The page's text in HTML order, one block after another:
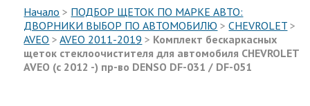
Начало > ПОДБОР ЩЕТОК ПО МАРКЕ АВТО:
ДВОРНИКИ ВЫБОР ПО АВТОМОБИЛЮ >CHEVROLET >
AVEO >AVEO 2011-2019 > Комплект бескаркаcных
щеток стеклоочистителя для автомобиля CHEVROLET
AVEO (с 2012 -) пр-во DENSO DF-031 / DF-051